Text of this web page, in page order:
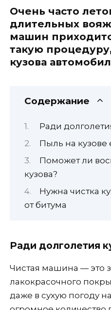
Очень часто
длительных
машин
такую
кузова
Содержание
Ради
Пыль на кузове
Поможет ли
кузова?
Нужна чистка
от битума
Ради долголетия
Чистая машина — это
лакокрасочного
даже в сухую погоду